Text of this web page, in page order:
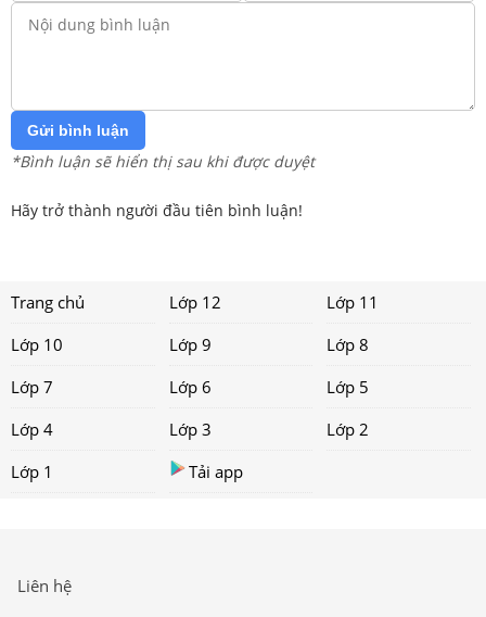
Gửi bình luận
*Bình luận sẽ hiển thị sau khi được duyệt
Hãy trở thành người đầu tiên bình luận!
Trang chủ Lớp 12
Lớp 11
Lớp 10
Lớp 9
Lớp 8
Lớp 7
Lớp 6
Lớp 5
Lớp 4
Lớp 3
Lớp 2
Lớp 1
Tải app
Liên hệ